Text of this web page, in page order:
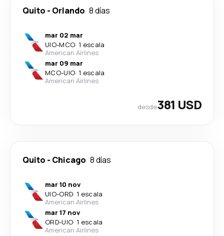
Quito - Orlando 8 días
mar 02 mar
UIO-MCO· 1 escala
American Airlines
mar 09 mar
MCO-UIO· 1 escala
American Airlines
desde381 USD
Quito - Chicago 8 días
mar 10 nov
UIO-ORD· 1 escala
American Airlines
mar 17 nov
ORD-UIO· 1 escala
American Airlines